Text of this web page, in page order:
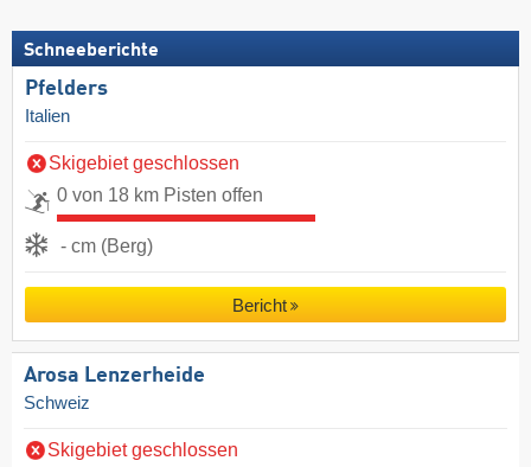
Schneeberichte
Pfelders
Italien
Skigebiet geschlossen
0 von 18 km Pisten offen
- cm (Berg)
Bericht
Arosa Lenzerheide
Schweiz
Skigebiet geschlossen